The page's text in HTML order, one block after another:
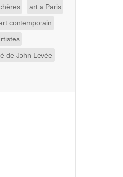
art à Paris
contemporain
de John Levée